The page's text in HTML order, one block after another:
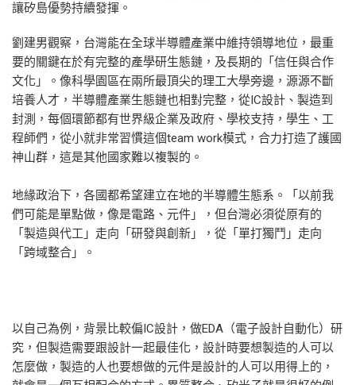
讓矽島優勢持續發揮。
劉建男觀察，台灣能在全球半導體產業中維持領導地位，最重
要的關鍵在於有完整的產學研生態鏈，及長期的「信任與合作
文化」。像科學園區在兩所最頂尖的理工大學旁邊，源源不斷
培養人才，半導體產業生態鏈也相對完整，從IC設計、製造到
封測，每個環節都有世界級企業及政府、學校支持，學生、工
程師們，從小就非常習慣這個team work模式，合力打造了護國
神山群，這是其他國家難以複製的。
地緣政治下，各國都希望建立在地的半導體生態系。「以前我
們可能是單點做，像是電路、元件」，但台灣必須從原有的
「製造與代工」走向「研發與創新」，從「單打獨鬥」走向
「跨域整合」。
以自己為例，背景比較偏IC設計，做EDA（電子設計自動化）研
究，但製造需要跟設計一起最佳化，設計時要想製造的人可以
怎麼做，製造的人也要想做的元件是設計的人可以用得上的，